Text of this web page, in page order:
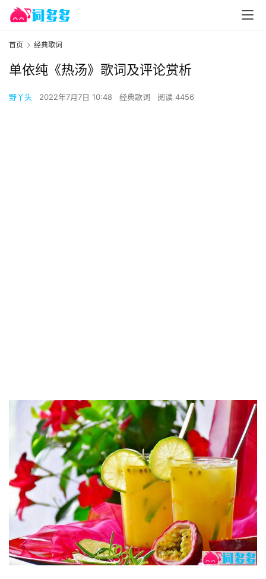
首页 经典歌词
单依纯《热汤》歌词及评论赏析
野丫头 2022年7月7日 10:48 经典歌词 阅读 4456